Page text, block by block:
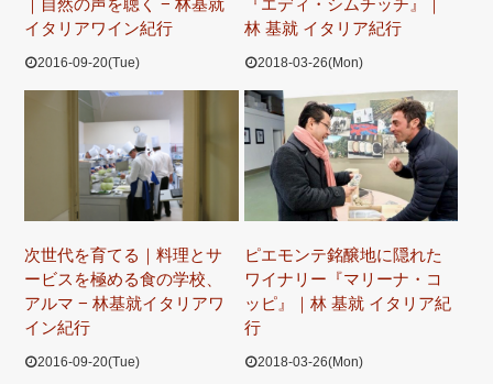
イタリアワイン紀行
2016-09-20(Tue)
林 基就 イタリア紀行
2018-03-26(Mon)
次世代を育てる｜料理とサ
ービスを極める食の学校、
アルマ − 林基就イタリアワ
イン紀行
2016-09-20(Tue)
ピエモンテ銘醸地に隠れた
ワイナリー『マリーナ・コ
ッピ』｜林 基就 イタリア紀
行
2018-03-26(Mon)